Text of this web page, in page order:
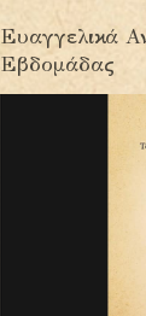
Ευαγγελικά
Εβδομάδας